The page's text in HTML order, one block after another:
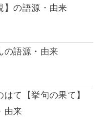
】の語源・由来
の語源・由来
はて【挙句の果て】
由来